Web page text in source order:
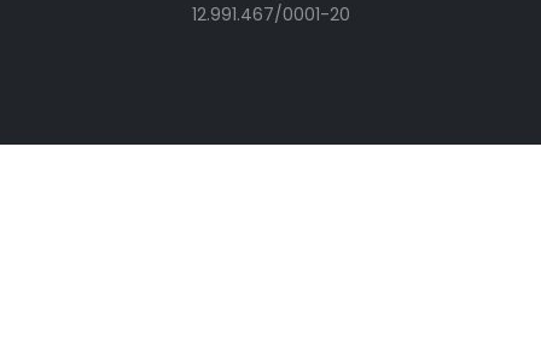
12.991.467/0001-20